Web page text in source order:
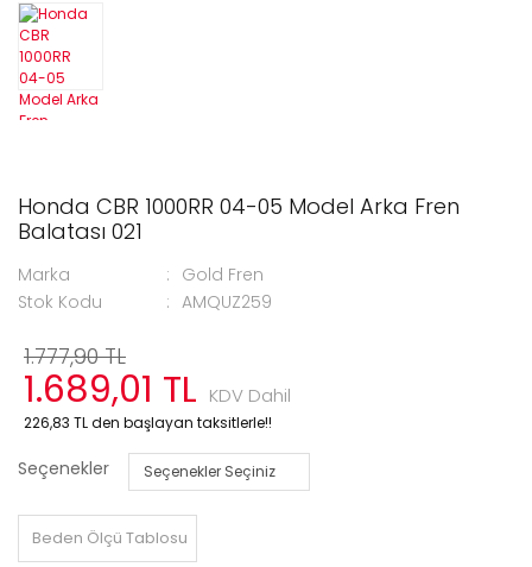
Honda CBR 1000RR 04-05 Model Arka Fren
Balatası 021
Marka
Gold Fren
Stok Kodu
AMQUZ259
1.777,90 TL
1.689,01 TL KDV Dahil
226,83 TL den başlayan taksitlerle!!
Seçenekler
Beden Ölçü Tablosu